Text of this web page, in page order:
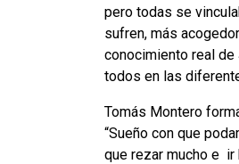
pero todas se
sufren, más
conocimiento real
todos en las
Tomás Montero
“Sueño con que
que rezar mucho e ir